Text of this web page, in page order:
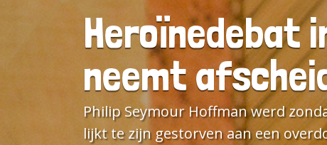
Heroïnedebat
neemt
Philip Seymour Hoffman werd
lijkt te zijn gestorven aan een